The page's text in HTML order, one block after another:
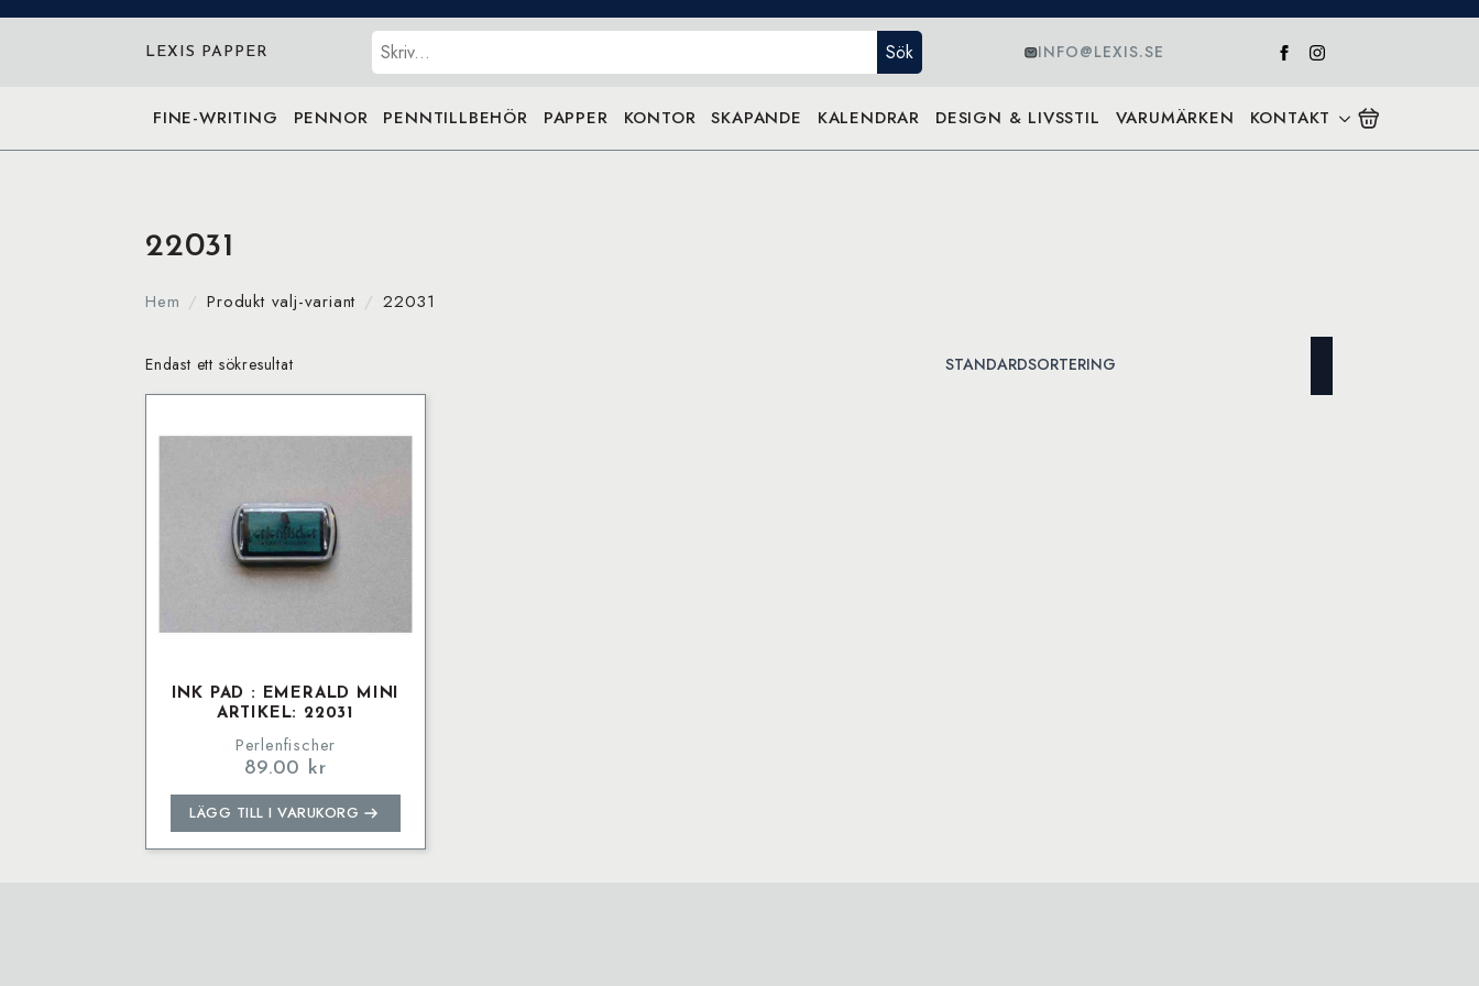
LEXIS PAPPER Sök Sök INFO@LEXIS.SE
FINE-WRITING PENNOR PENNTILLBEHÖR PAPPER KONTOR SKAPANDE KALENDRAR DESIGN & LIVSSTIL VARUMÄRKEN KONTAKT
22031
Hem Produkt valj-variant 22031
Endast ett sökresultat
INK PAD : EMERALD MINI
ARTIKEL: 22031
Perlenfischer
89.00 kr
LÄGG TILL I VARUKORG